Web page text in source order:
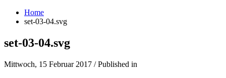
Home
set-03-04.svg
set-03-04.svg
Mittwoch, 15 Februar 2017 /Published in